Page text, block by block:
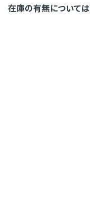
在庫の有無について